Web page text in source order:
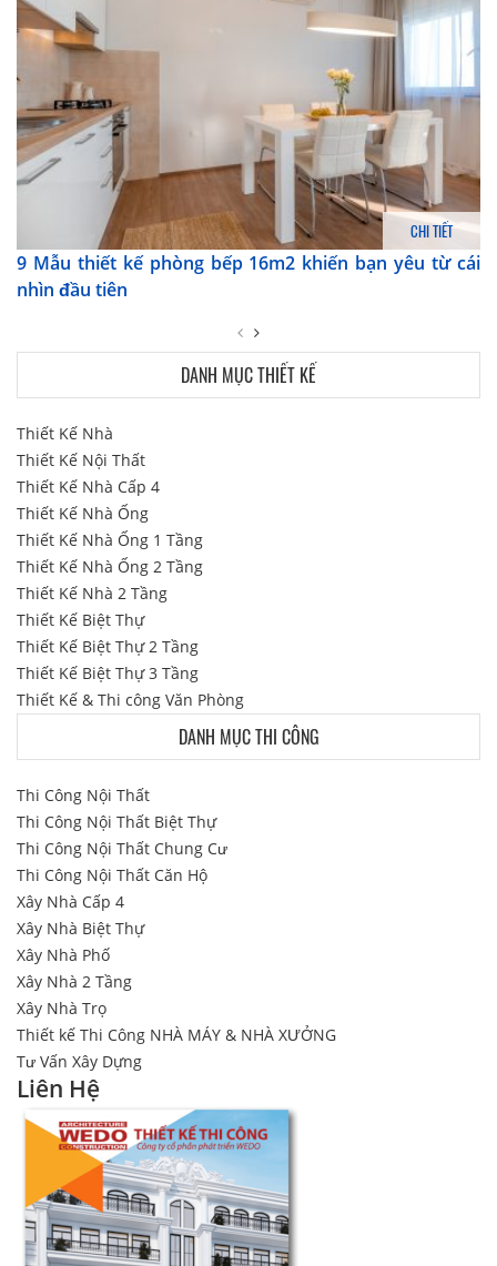
CHI TIẾT
9 Mẫu thiết kế phòng bếp 16m2 khiến bạn yêu từ cái
nhìn đầu tiên
DANH MỤC THIẾT KẾ
Thiết Kế Nhà
Thiết Kế Nội Thất
Thiết Kế Nhà Cấp 4
Thiết Kế Nhà Ống
Thiết Kế Nhà Ống 1 Tầng
Thiết Kế Nhà Ống 2 Tầng
Thiết Kế Nhà 2 Tầng
Thiết Kế Biệt Thự
Thiết Kế Biệt Thự 2 Tầng
Thiết Kế Biệt Thự 3 Tầng
Thiết Kế & Thi công Văn Phòng
DANH MỤC THI CÔNG
Thi Công Nội Thất
Thi Công Nội Thất Biệt Thự
Thi Công Nội Thất Chung Cư
Thi Công Nội Thất Căn Hộ
Xây Nhà Cấp 4
Xây Nhà Biệt Thự
Xây Nhà Phố
Xây Nhà 2 Tầng
Xây Nhà Trọ
Thiết kế Thi Công NHÀ MÁY & NHÀ XƯỞNG
Tư Vấn Xây Dựng
Liên Hệ